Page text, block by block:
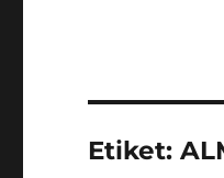
Etiket: